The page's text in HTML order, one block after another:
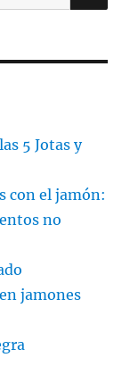
5 Jotas y
con el jamón:
no
jamones